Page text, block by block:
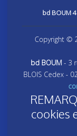
bd BOUM
Copyright ©
bd BOUM- 3
BLOIS Cedex -
cookies